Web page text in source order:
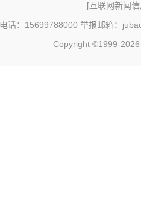
[互联网新闻
话：15699788000 举报邮箱：
Copyright ©1999-